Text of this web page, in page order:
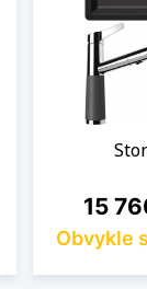
Cena
15
Obvykle